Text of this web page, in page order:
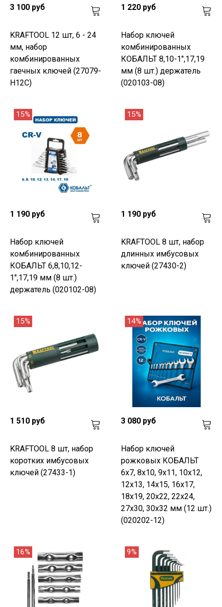
3 100 руб
KRAFTOOL 12 шт, 6 - 24
мм, набор
комбинированных
гаечных ключей (27079-
H12C)
1 220 руб
Набор ключей
комбинированных
КОБАЛЬТ 8,10-1",17,19
мм (8 шт.) держатель
(020103-08)
15%
1 190 руб
Набор ключей
комбинированных
КОБАЛЬТ 6,8,10,12-
1",17,19 мм (8 шт.)
держатель (020102-08)
15%
1 190 руб
KRAFTOOL 8 шт, набор
длинных имбусовых
ключей (27430-2)
15%
1 510 руб
KRAFTOOL 8 шт, набор
коротких имбусовых
ключей (27433-1)
14%
3 080 руб
Набор ключей
рожковых КОБАЛЬТ
6x7, 8x10, 9x11, 10x12,
12x13, 14x15, 16x17,
18x19, 20x22, 22x24,
27x30, 30x32 мм (12 шт.)
(020202-12)
16% 9%